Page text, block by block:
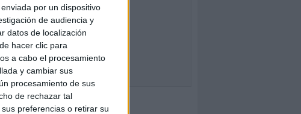
por un dispositivo
de audiencia y
datos de localización
hacer clic para
a cabo el procesamiento
y cambiar sus
procesamiento de sus
de rechazar tal
preferencias o retirar su